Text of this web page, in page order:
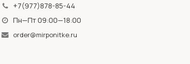
+7(977)878-85-44
Пн—Пт 09:00—18:00
order@mirponitke.ru